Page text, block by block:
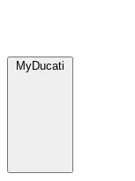
MyDucati